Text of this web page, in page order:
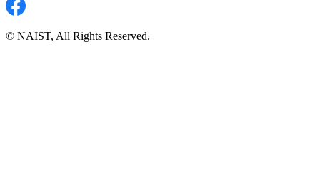
© NAIST, All Rights Reserved.